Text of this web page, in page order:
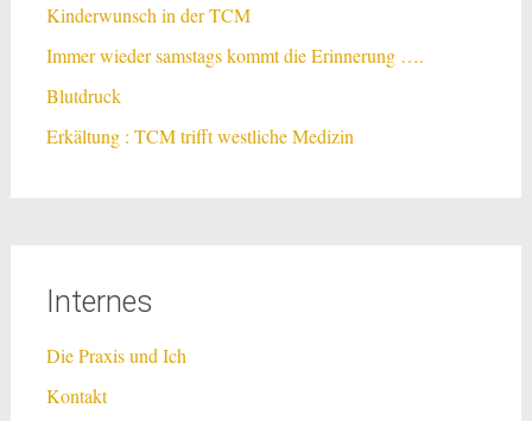
Kinderwunsch in der TCM
Immer wieder samstags kommt die Erinnerung ….
Blutdruck
Erkältung : TCM trifft westliche Medizin
Internes
Die Praxis und Ich
Kontakt